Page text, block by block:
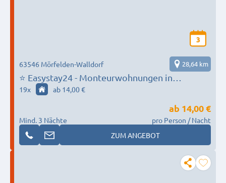
3
⭐ Easystay24 - Monteurwohnungen in
Mörfelden - 19+ Unterkünfte
63546 Mörfelden-Walldorf 28,64 km
19x ab 14,00 €
Mind. 3 Nächte
ab 14,00 €
pro Person / Nacht
ZUM ANGEBOT